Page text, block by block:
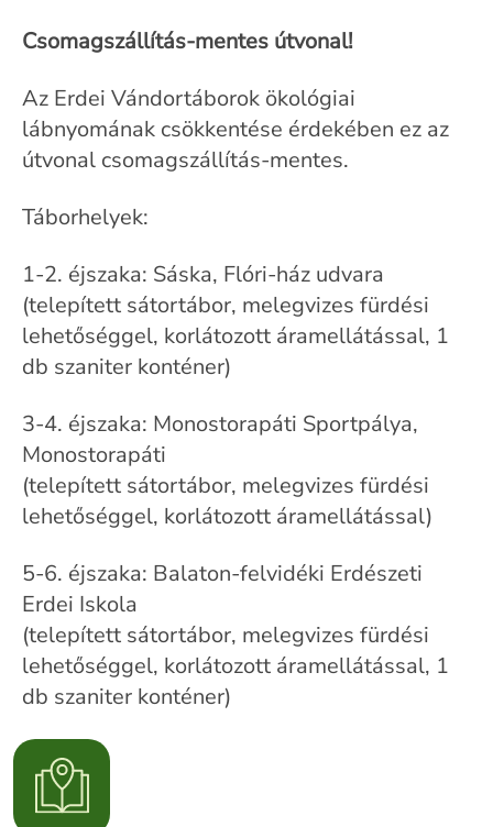
Csomagszállítás-mentes útvonal!
Az Erdei Vándortáborok ökológiai
lábnyomának csökkentése érdekében ez az
útvonal csomagszállítás-mentes.
Táborhelyek:
1-2. éjszaka: Sáska, Flóri-ház udvara
(telepített sátortábor, melegvizes fürdési
lehetőséggel, korlátozott áramellátással, 1
db szaniter konténer)
3-4. éjszaka: Monostorapáti Sportpálya,
Monostorapáti
(telepített sátortábor, melegvizes fürdési
lehetőséggel, korlátozott áramellátással)
5-6. éjszaka: Balaton-felvidéki Erdészeti
Erdei Iskola
(telepített sátortábor, melegvizes fürdési
lehetőséggel, korlátozott áramellátással, 1
db szaniter konténer)